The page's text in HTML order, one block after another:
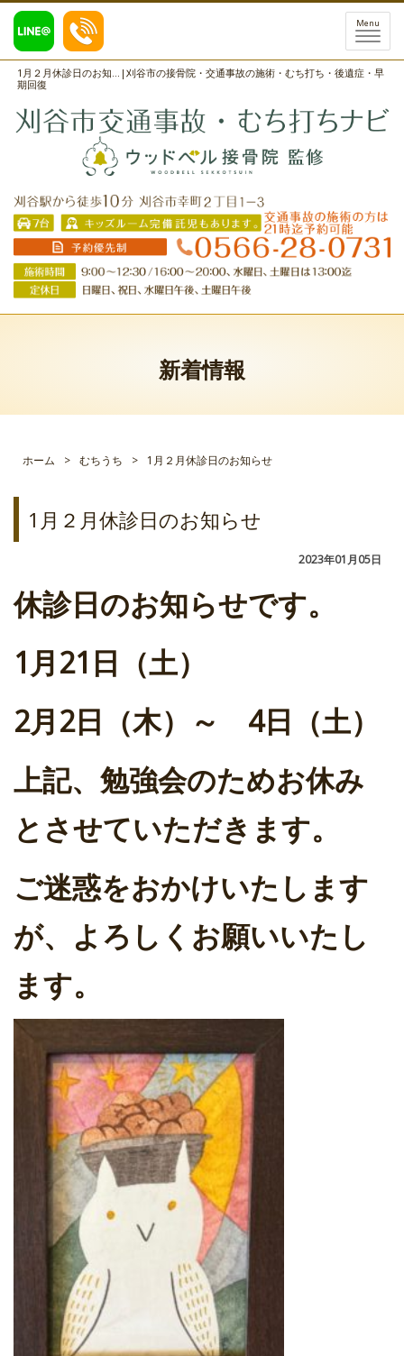
1月２月休診日のお知...|刈谷市の接骨院・交通事故の施術・むち打ち・後遺症・早
期回復
Menu
新着情報
ホーム > むちうち > 1月２月休診日のお知らせ
1月２月休診日のお知らせ
2023年01月05日
休診日のお知らせです。
1月21日（土）
2月2日（木）～ 4日（土）
上記、勉強会のためお休み
とさせていただきます。
ご迷惑をおかけいたします
が、よろしくお願いいたし
ます。